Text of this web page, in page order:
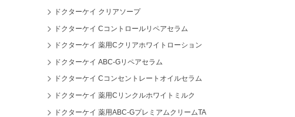
ドクターケイ クリアソープ
ドクターケイ Cコントロールリペアセラム
ドクターケイ 薬用Cクリアホワイトローション
ドクターケイ ABC-Gリペアセラム
ドクターケイ Cコンセントレートオイルセラム
ドクターケイ 薬用Cリンクルホワイトミルク
ドクターケイ 薬用ABC-GプレミアムクリームTA